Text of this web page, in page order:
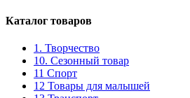
Каталог товаров
1. Творчество
10. Сезонный товар
11 Спорт
12 Товары для малышей